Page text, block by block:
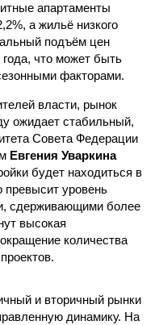
апартаменты
а жильё низкого
подъём цен
что может быть
факторами.
власти, рынок
ожидает стабильный,
Совета Федерации
Евгения Уваркина
будет находиться в
превысит уровень
сдерживающими более
высокая
количества
и вторичный рынки
динамику. На